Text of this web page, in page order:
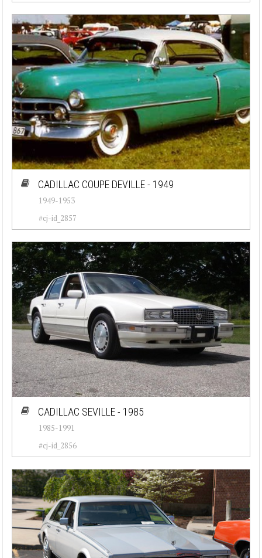
CADILLAC COUPE DEVILLE - 1949
1949-1953
#cj-id_2857
CADILLAC SEVILLE - 1985
1985-1991
#cj-id_2856